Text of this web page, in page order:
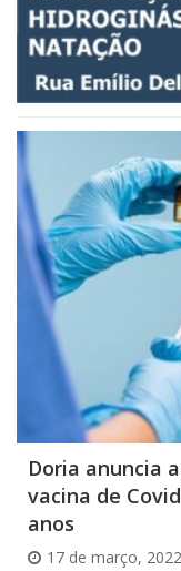
Doria anuncia
vacina de
anos
17 de março, 2022